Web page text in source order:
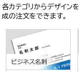
各カテゴリからデザイン
成の注文をできます。